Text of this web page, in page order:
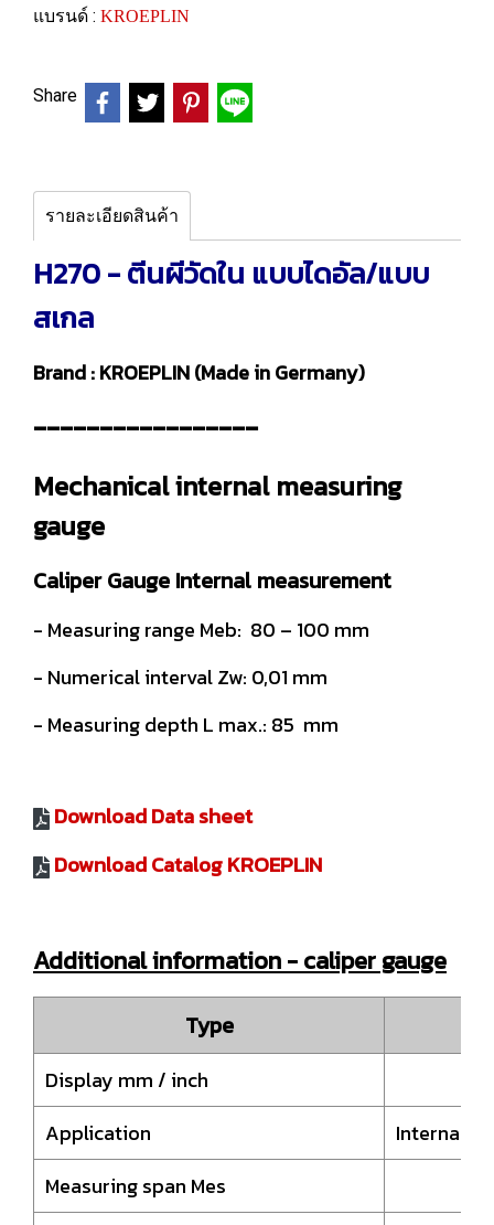
แบรนด์ : KROEPLIN
Share
รายละเอียดสินค้า
H270 - ตีนผีวัดใน แบบไดอัล/แบบ
สเกล
Brand : KROEPLIN (Made in Germany)
-----------------
Mechanical internal measuring
gauge
Caliper Gauge Internal measurement
- Measuring range Meb: 80 – 100 mm
- Numerical interval Zw: 0,01 mm
- Measuring depth L max.: 85 mm
Download Data sheet
Download Catalog KROEPLIN
Additional information - caliper gauge
Type
Display mm / inch
Application
Internal
Measuring span Mes